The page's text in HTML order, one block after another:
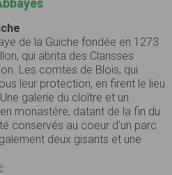
de la Guiche fondée en 1273
qui abrita des Clarisses
Les comtes de Blois, qui
leur protection, en firent le lieu
galerie du cloître et un
monastère, datant de la fin du
conservés au coeur d'un parc
deux gisants et une